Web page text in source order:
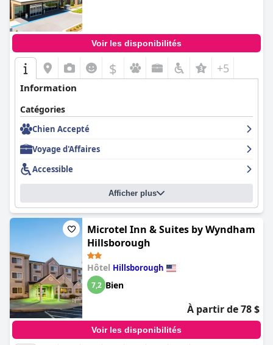
Voir les disponibilités
$ +5
Information
Catégories
Chien Accepté
Voyage d'Affaires
Accessible
Afficher plus
Microtel Inn & Suites by Wyndham
Hillsborough
Hôtel Hillsborough
7,2 Bien
À partir de 78 $
Voir les disponibilités